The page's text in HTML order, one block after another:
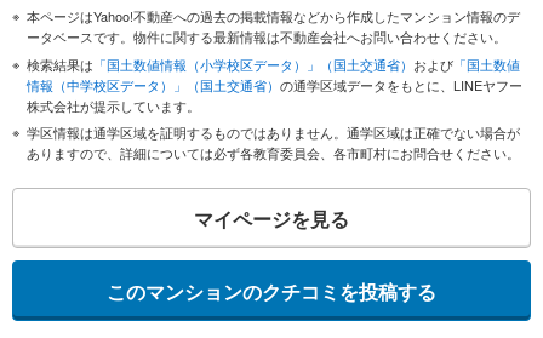
本ページはYahoo!不動産への過去の掲載情報などから作成したマンション情報のデ
ータベースです。物件に関する最新情報は不動産会社へお問い合わせください。
検索結果は 「国土数値情報（小学校区データ）」（国土交通省） および 「国土数値
情報（中学校区データ）」（国土交通省） の通学区域データをもとに、LINEヤフー
株式会社が提示しています。
学区情報は通学区域を証明するものではありません。通学区域は正確でない場合が
ありますので、詳細については必ず各教育委員会、各市町村にお問合せください。
マイページを見る
このマンションのクチコミを投稿する